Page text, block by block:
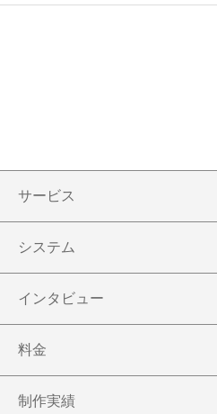
サービス
ホームページ制作
リニューアル
システム
埋め込みブログ
カレンダー
インタビュー
税理士法人ななほし会計事務所
料金
制作実績